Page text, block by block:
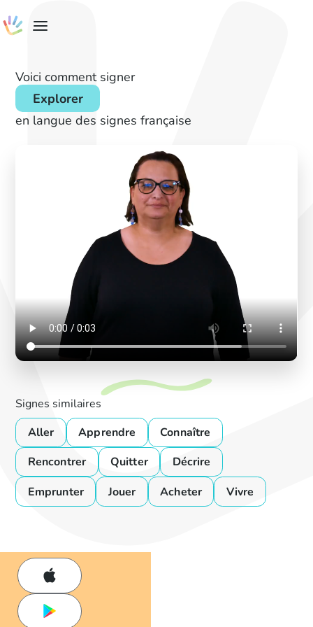
Voici comment signer
Explorer
en langue des signes française
Signes similaires
Aller
Apprendre
Connaître
Rencontrer
Quitter
Décrire
Emprunter
Jouer Acheter Vivre